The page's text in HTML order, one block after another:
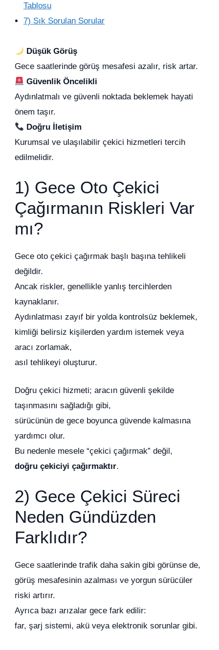
Tablosu
7) Sık Sorulan Sorular
Düşük Görüş
Gece saatlerinde görüş mesafesi azalır, risk artar.
Güvenlik Öncelikli
Aydınlatmalı ve güvenli noktada beklemek hayati
önem taşır.
Doğru İletişim
Kurumsal ve ulaşılabilir çekici hizmetleri tercih
edilmelidir.
1) Gece Oto Çekici
Çağırmanın Riskleri Var
mı?
Gece oto çekici çağırmak başlı başına tehlikeli
değildir.
Ancak riskler, genellikle yanlış tercihlerden
kaynaklanır.
Aydınlatması zayıf bir yolda kontrolsüz beklemek,
kimliği belirsiz kişilerden yardım istemek veya
aracı zorlamak,
asıl tehlikeyi oluşturur.
Doğru çekici hizmeti; aracın güvenli şekilde
taşınmasını sağladığı gibi,
sürücünün de gece boyunca güvende kalmasına
yardımcı olur.
Bu nedenle mesele “çekici çağırmak” değil,
doğru çekiciyi çağırmaktır.
2) Gece Çekici Süreci
Neden Gündüzden
Farklıdır?
Gece saatlerinde trafik daha sakin gibi görünse de,
görüş mesafesinin azalması ve yorgun sürücüler
riski artırır.
Ayrıca bazı arızalar gece fark edilir:
far, şarj sistemi, akü veya elektronik sorunlar gibi.